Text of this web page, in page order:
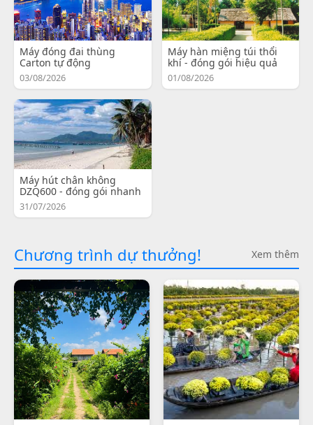
Máy đóng đai thùng
Carton tự động
03/08/2026
Máy hàn miệng túi thổi
khí - đóng gói hiệu quả
01/08/2026
Máy hút chân không
DZQ600 - đóng gói nhanh
31/07/2026
Chương trình dự thưởng! Xem thêm